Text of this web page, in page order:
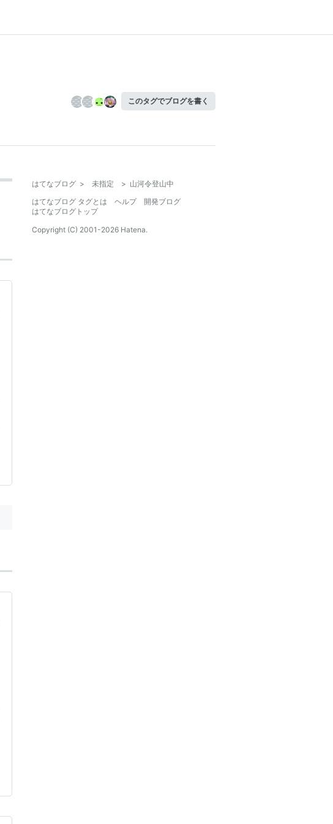
このタグでブログを書く
はてなブログ > 未指定 > 山河令登山中
はてなブログ タグとは
ヘルプ
開発ブログ
はてなブログトップ
Copyright (C) 2001-2026 Hatena.